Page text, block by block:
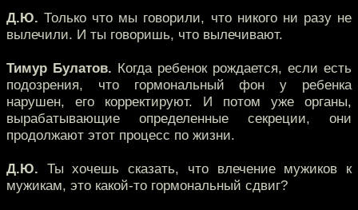
Д.Ю. Только что мы говорили, что никого ни разу не
вылечили. И ты говоришь, что вылечивают.
Тимур Булатов. Когда ребенок рождается, если есть
подозрения, что гормональный фон у ребенка
нарушен, его корректируют. И потом уже органы,
вырабатывающие определенные секреции, они
продолжают этот процесс по жизни.
Д.Ю. Ты хочешь сказать, что влечение мужиков к
мужикам, это какой-то гормональный сдвиг?